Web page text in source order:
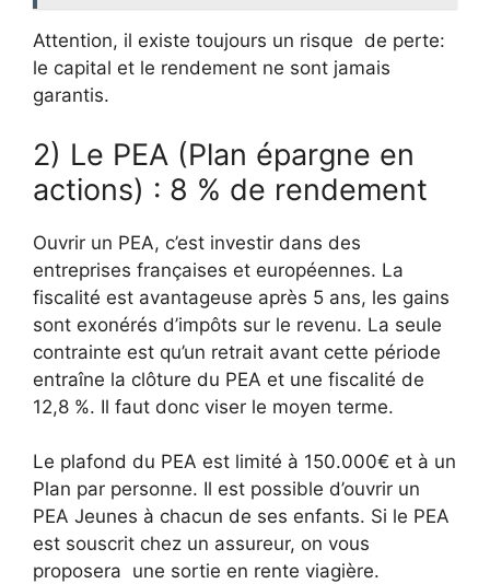
Attention, il existe toujours un risque de perte:
le capital et le rendement ne sont jamais
garantis.
2) Le PEA (Plan épargne en
actions) : 8 % de rendement
Ouvrir un PEA, c’est investir dans des
entreprises françaises et européennes. La
fiscalité est avantageuse après 5 ans, les gains
sont exonérés d’impôts sur le revenu. La seule
contrainte est qu’un retrait avant cette période
entraîne la clôture du PEA et une fiscalité de
12,8 %. Il faut donc viser le moyen terme.
Le plafond du PEA est limité à 150.000€ et à un
Plan par personne. Il est possible d’ouvrir un
PEA Jeunes à chacun de ses enfants. Si le PEA
est souscrit chez un assureur, on vous
proposera une sortie en rente viagière.